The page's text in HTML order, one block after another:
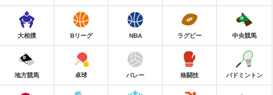
大相撲 Bリーグ NBA ラグビー 中央競馬
地方競馬 卓球 バレー 格闘技 バドミントン